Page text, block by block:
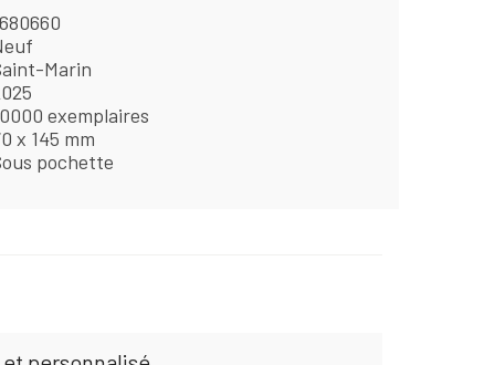
Marin
exemplaires
x 145 mm
pochette